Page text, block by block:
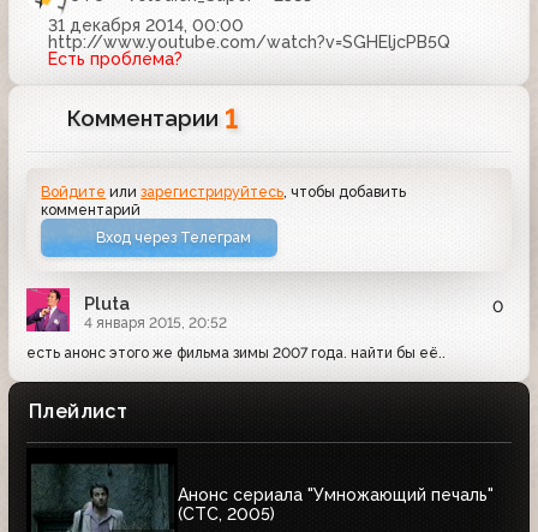
31 декабря 2014, 00:00
http://www.youtube.com/watch?v=SGHEljcPB5Q
Есть проблема?
Комментарии 1
Войдите илизарегистрируйтесь , чтобы добавить
комментарий
Вход через Телеграм
Pluta
4 января 2015, 20:52
0
есть анонс этого же фильма зимы 2007 года. найти бы её..
Плейлист
Анонс сериала "Умножающий печаль"
(СТС, 2005)